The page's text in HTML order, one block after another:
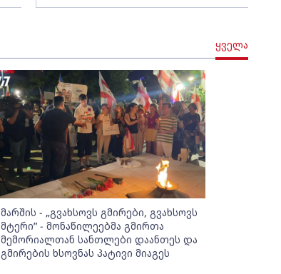
ყველა
მარშის - „გვახსოვს გმირები, გვახსოვს
მტერი” - მონაწილეებმა გმირთა
მემორიალთან სანთლები დაანთეს და
გმირების ხსოვნას პატივი მიაგეს